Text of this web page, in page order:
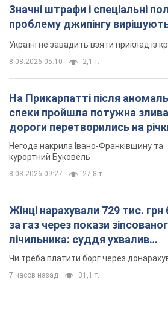
Значні штрафи і спеціальні
проблему джипінгу
Україні не завадить взяти приклад із
8.08.2026 05:10 2,1 т.
На Прикарпатті після
спеки пройшла потужна
дороги перетворились на
Відео
Негода накрила Івано-Франківщину та
курортний Буковель
8.08.2026 09:27 27,8 т.
Жінці нарахували 729 тис. грн
за газ через покази
лічильника: суддя ухвалив
неочікуване рішення
Чи треба платити борг через
7 часов назад 31,1 т.